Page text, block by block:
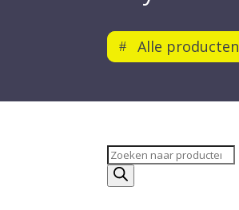
Alle producten
Producten
zoeken